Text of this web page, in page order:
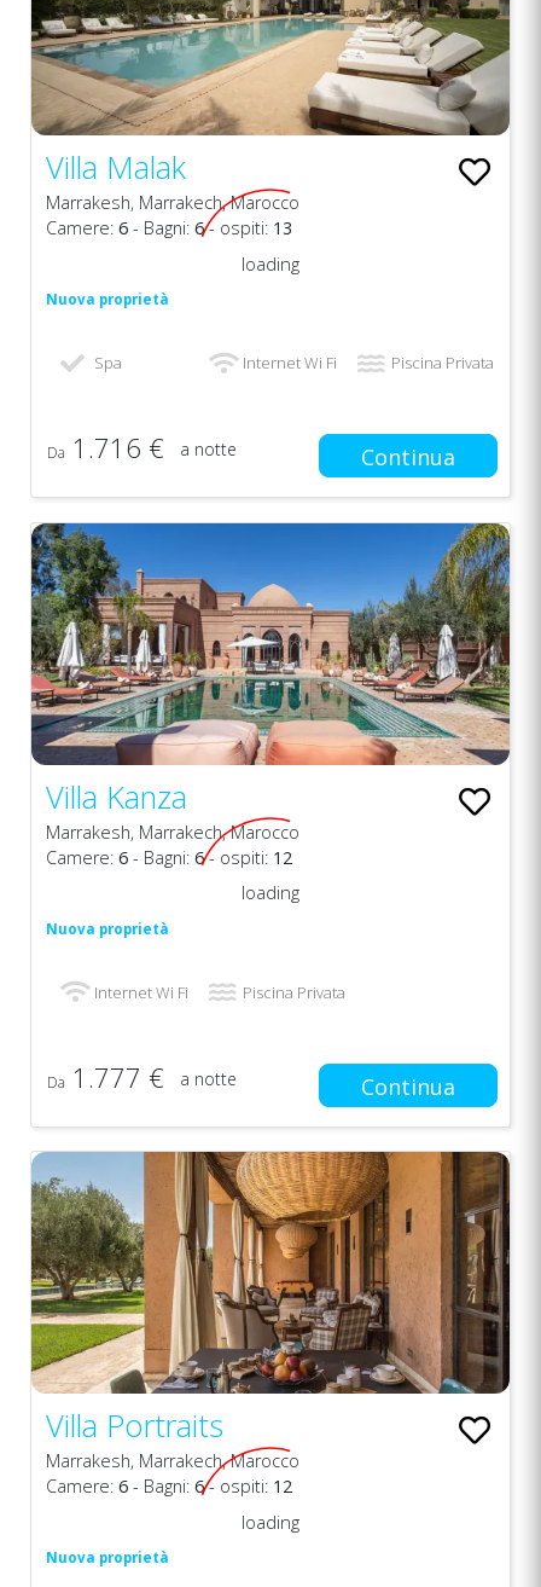
Villa Malak
Marrakesh, Marrakech, Marocco
Camere: 6 - Bagni: 6- ospiti: 13
Nuova proprietà
loading
Spa Internet Wi Fi Piscina Privata
Da 1.716 € a notte Continua
Villa Kanza
Marrakesh, Marrakech, Marocco
Camere: 6 - Bagni: 6- ospiti: 12
Nuova proprietà
loading
Internet Wi Fi Piscina Privata
Da 1.777 € a notte Continua
Villa Portraits
Marrakesh, Marrakech, Marocco
Camere: 6 - Bagni: 6- ospiti: 12
Nuova proprietà
loading